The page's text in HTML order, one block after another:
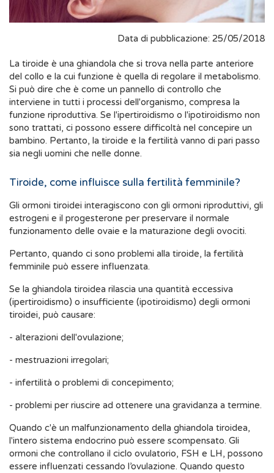
Data di pubblicazione: 25/05/2018
La tiroide è una ghiandola che si trova nella parte anteriore
del collo e la cui funzione è quella di regolare il metabolismo.
Si può dire che è come un pannello di controllo che
interviene in tutti i processi dell'organismo, compresa la
funzione riproduttiva. Se l'ipertiroidismo o l'ipotiroidismo non
sono trattati, ci possono essere difficoltà nel concepire un
bambino. Pertanto, la tiroide e la fertilità vanno di pari passo
sia negli uomini che nelle donne.
Tiroide, come influisce sulla fertilità femminile?
Gli ormoni tiroidei interagiscono con gli ormoni riproduttivi, gli
estrogeni e il progesterone per preservare il normale
funzionamento delle ovaie e la maturazione degli ovociti.
Pertanto, quando ci sono problemi alla tiroide, la fertilità
femminile può essere influenzata.
Se la ghiandola tiroidea rilascia una quantità eccessiva
(ipertiroidismo) o insufficiente (ipotiroidismo) degli ormoni
tiroidei, può causare:
- alterazioni dell'ovulazione;
- mestruazioni irregolari;
- infertilità o problemi di concepimento;
- problemi per riuscire ad ottenere una gravidanza a termine.
Quando c'è un malfunzionamento della ghiandola tiroidea,
l'intero sistema endocrino può essere scompensato. Gli
ormoni che controllano il ciclo ovulatorio, FSH e LH, possono
essere influenzati cessando l’ovulazione. Quando questo